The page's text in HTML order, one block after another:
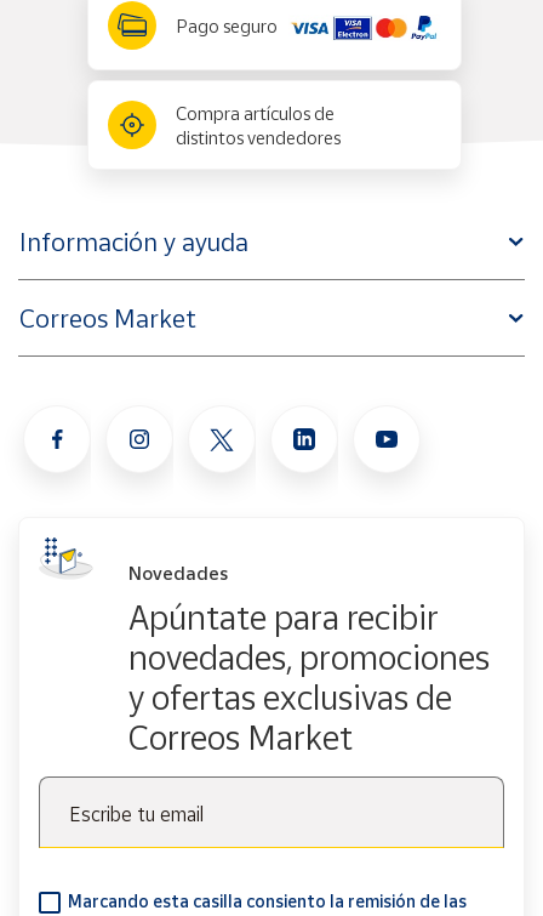
Pago seguro
Compra artículos de
distintos vendedores
Información y ayuda
Correos Market
Novedades
Apúntate para recibir
novedades, promociones
y ofertas exclusivas de
Correos Market
Escribe tu email
Marcando esta casilla consiento la remisión de las